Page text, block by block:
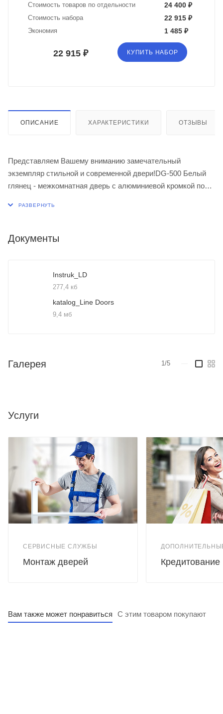
Стоимость товаров по отдельности 24 400 ₽
Стоимость набора 22 915 ₽
Экономия 1 485 ₽
22 915 ₽ КУПИТЬ НАБОР
ОПИСАНИЕ ХАРАКТЕРИСТИКИ ОТЗЫВЫ
Представляем Вашему вниманию замечательный
экземпляр стильной и современной двери!DG-500 Белый
глянец - межкомнатная дверь с алюминиевой кромкой по
- в шумоизоляционном варианте;
Замечательный выбор для любого интерьера!
Документы
Instruk_LD
277,4 кб
katalog_Line Doors
9,4 мб
Галерея 1/5
Услуги
СЕРВИСНЫЕ СЛУЖБЫ
Монтаж дверей Кредитование
Вам также может понравиться С этим товаром покупают